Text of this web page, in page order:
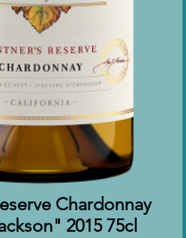
Chardonnay
2015 75cl